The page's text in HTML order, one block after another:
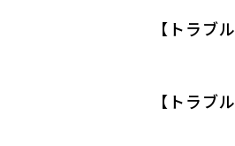
【トラブ
対策：
【トラブ
対策：